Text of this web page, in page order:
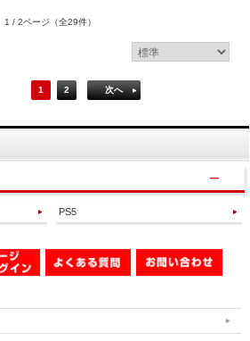
1 / 2ページ （全29件）
1 2 次へ
PS5